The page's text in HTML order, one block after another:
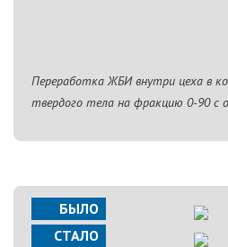
Переработка ЖБИ внутри цеха в
твердого тела на фракцию 0-90 с
БЫЛО
СТАЛО